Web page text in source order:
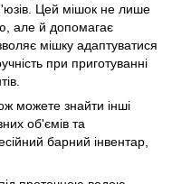
Цей мішок не лише
але й допомагає
мішку адаптуватися
при приготуванні
можете знайти інші
об'ємів та
барний інвентар,